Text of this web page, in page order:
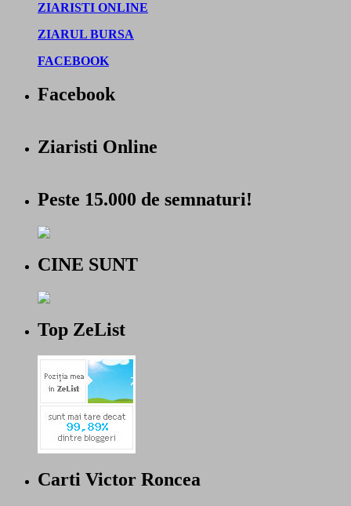
ZIARISTI ONLINE
ZIARUL BURSA
FACEBOOK
Facebook
Ziaristi Online
Peste 15.000 de semnaturi!
CINE SUNT
Top ZeList
Carti Victor Roncea